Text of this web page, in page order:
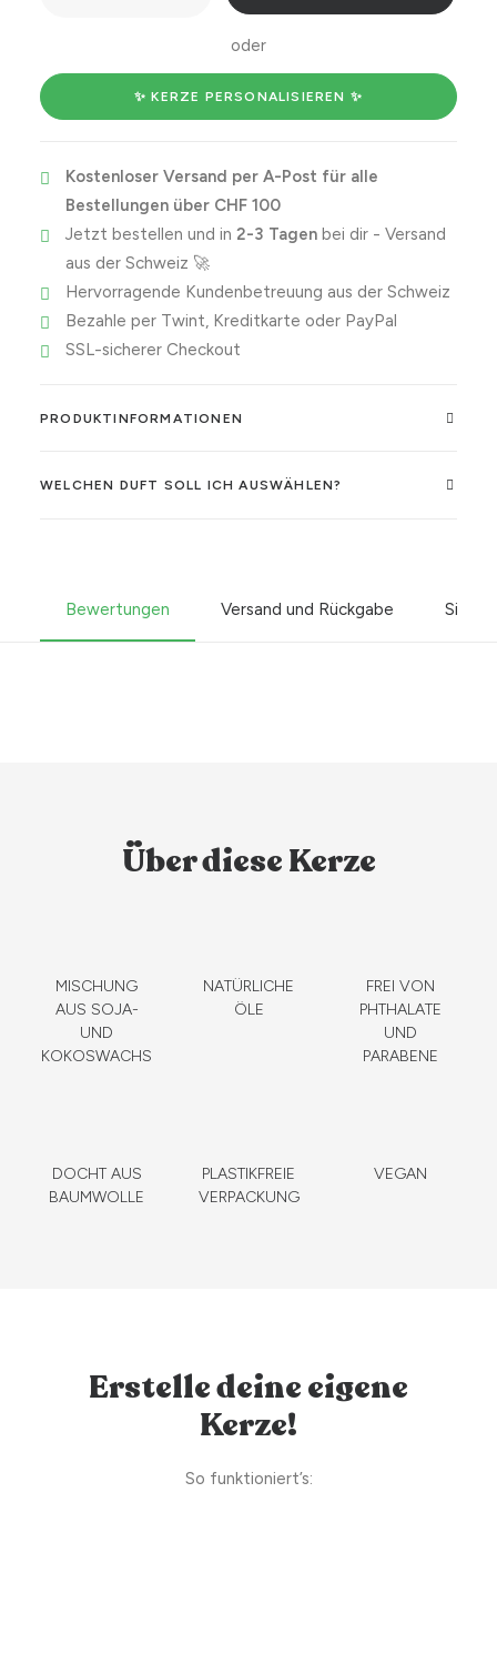
oder
✨ KERZE PERSONALISIEREN ✨
Kostenloser Versand per A-Post für alle
Bestellungen über CHF 100
Jetzt bestellen und in 2-3 Tagenbei dir - Versand
aus der Schweiz 🚀
Hervorragende Kundenbetreuung aus der Schweiz
Bezahle per Twint, Kreditkarte oder PayPal
SSL-sicherer Checkout
PRODUKTINFORMATIONEN
WELCHEN DUFT SOLL ICH AUSWÄHLEN?
Bewertungen Versand und Rückgabe
Über diese Kerze
MISCHUNG
AUS SOJA-
UND
KOKOSWACHS
NATÜRLICHE
ÖLE
FREI VON
PHTHALATE
UND
PARABENE
DOCHT AUS
BAUMWOLLE
PLASTIKFREIE
VERPACKUNG
VEGAN
Erstelle deine eigene
Kerze!
So funktioniert’s: